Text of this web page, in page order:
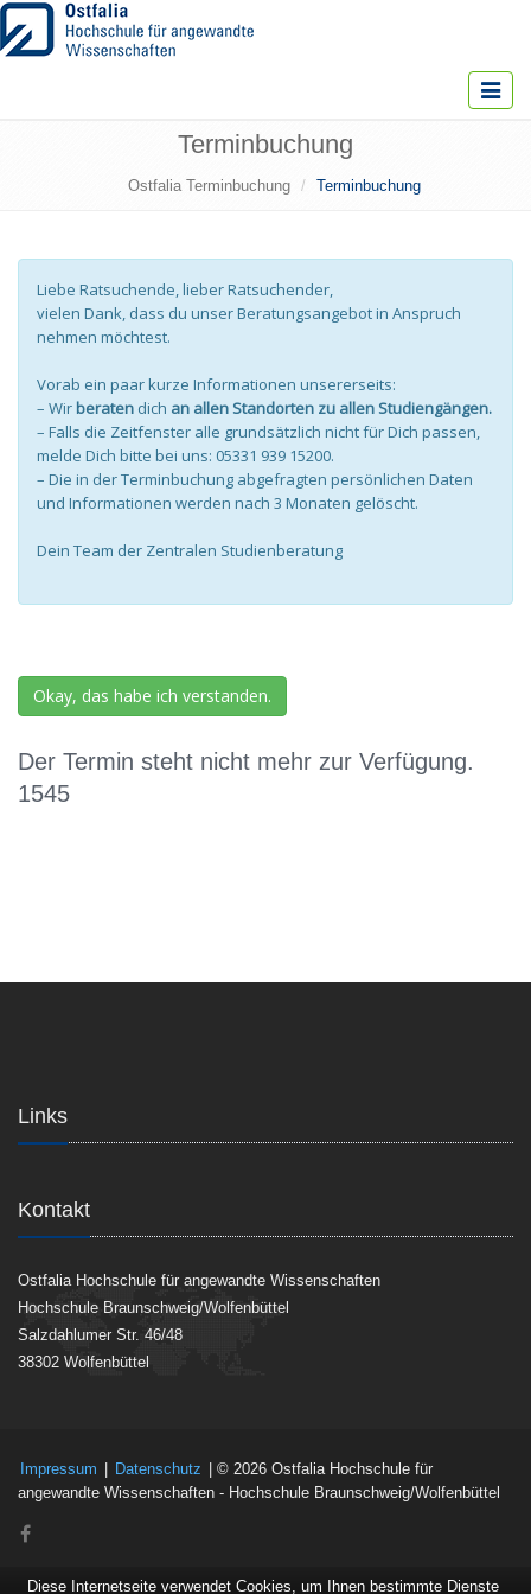
Toggle
Terminbuchung
Ostfalia Terminbuchung Terminbuchung
Liebe Ratsuchende, lieber Ratsuchender,
vielen Dank, dass du unser Beratungsangebot in Anspruch
nehmen möchtest.
Vorab ein paar kurze Informationen unsererseits:
– Wirberaten dich an allen Standorten zu allen Studiengängen.
– Falls die Zeitfenster alle grundsätzlich nicht für Dich passen,
melde Dich bitte bei uns: 05331 939 15200.
– Die in der Terminbuchung abgefragten persönlichen Daten
und Informationen werden nach 3 Monaten gelöscht.
Dein Team der Zentralen Studienberatung
Okay, das habe ich verstanden.
Der Termin steht nicht mehr zur Verfügung.
1545
Links
Kontakt
Ostfalia Hochschule für angewandte Wissenschaften
Hochschule Braunschweig/Wolfenbüttel
Salzdahlumer Str. 46/48
38302 Wolfenbüttel
Impressum Datenschutz
| © 2026 Ostfalia Hochschule für
angewandte Wissenschaften - Hochschule Braunschweig/Wolfenbüttel
Diese Internetseite verwendet Cookies, um Ihnen bestimmte Dienste